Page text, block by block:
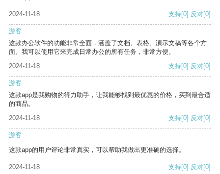
2024-11-18 支持[0] 反对[0]
游客
这款办公软件的功能非常全面，涵盖了文档、表格、演示文稿等各个方
面。我可以使用它来完成日常办公的所有任务，非常方便。
2024-11-18
支持[0] 反对[0]
游客
这款app是我购物的得力助手，让我能够找到最优惠的价格，买到最合适
的商品。
2024-11-18
支持[0] 反对[0]
游客
这款app的用户评论非常真实，可以帮助我做出更准确的选择。
2024-11-18 支持[0] 反对[0]